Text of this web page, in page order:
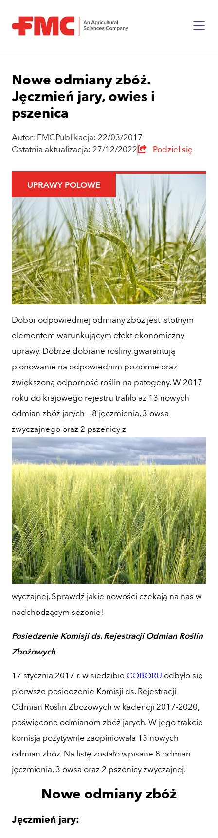
Nowe odmiany zbóż.
Jęczmień jary, owies i
pszenica
Autor: FMCPublikacja: 22/03/2017
Ostatnia aktualizacja: 27/12/2022
Podziel się
UPRAWY POLOWE
Dobór odpowiedniej odmiany zbóż jest istotnym
elementem warunkującym efekt ekonomiczny
uprawy. Dobrze dobrane rośliny gwarantują
plonowanie na odpowiednim poziomie oraz
zwiększoną odporność roślin na patogeny. W 2017
roku do krajowego rejestru trafiło aż 13 nowych
odmian zbóż jarych – 8 jęczmienia, 3 owsa
zwyczajnego oraz 2 pszenicy z
wyczajnej. Sprawdź jakie nowości czekają na nas w
nadchodzącym sezonie!
Posiedzenie Komisji ds. Rejestracji Odmian Roślin
Zbożowych
17 stycznia 2017 r. w siedzibie COBORU odbyło się
pierwsze posiedzenie Komisji ds. Rejestracji
Odmian Roślin Zbożowych w kadencji 2017-2020,
poświęcone odmianom zbóż jarych. W jego trakcie
komisja pozytywnie zaopiniowała 13 nowych
odmian zbóż. Na listę zostało wpisane 8 odmian
jęczmienia, 3 owsa oraz 2 pszenicy zwyczajnej.
Nowe odmiany zbóż
Jęczmień jary: